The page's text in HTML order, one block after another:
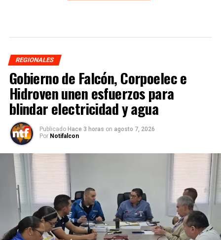
REGIONALES
Gobierno de Falcón, Corpoelec e
Hidroven unen esfuerzos para
blindar electricidad y agua
Publicado Hace 3 horas on agosto 7, 2026
Por Notifalcon